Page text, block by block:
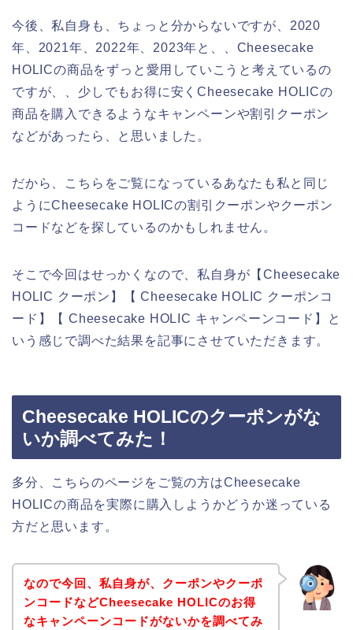
今後、私自身も、ちょっと分からないですが、2020
年、2021年、2022年、2023年と、、Cheesecake
HOLICの商品をずっと愛用していこうと考えているの
ですが、、少しでもお得に安くCheesecake HOLICの
商品を購入できるようなキャンペーンや割引クーポン
などがあったら、と思いました。
だから、こちらをご覧になっているあなたも私と同じ
ようにCheesecake HOLICの割引クーポンやクーポン
コードなどを探しているのかもしれません。
そこで今回はせっかくなので、私自身が【Cheesecake
HOLIC クーポン】【 Cheesecake HOLIC クーポンコ
ード】【 Cheesecake HOLIC キャンペーンコード】と
いう感じで調べた結果を記事にさせていただきます。
Cheesecake HOLICのクーポンがな
いか調べてみた！
多分、こちらのページをご覧の方はCheesecake
HOLICの商品を実際に購入しようかどうか迷っている
方だと思います。
なので今回、私自身が、クーポンやクーポ
ンコードなどCheesecake HOLICのお得
なキャンペーンコードがないかを調べてみ